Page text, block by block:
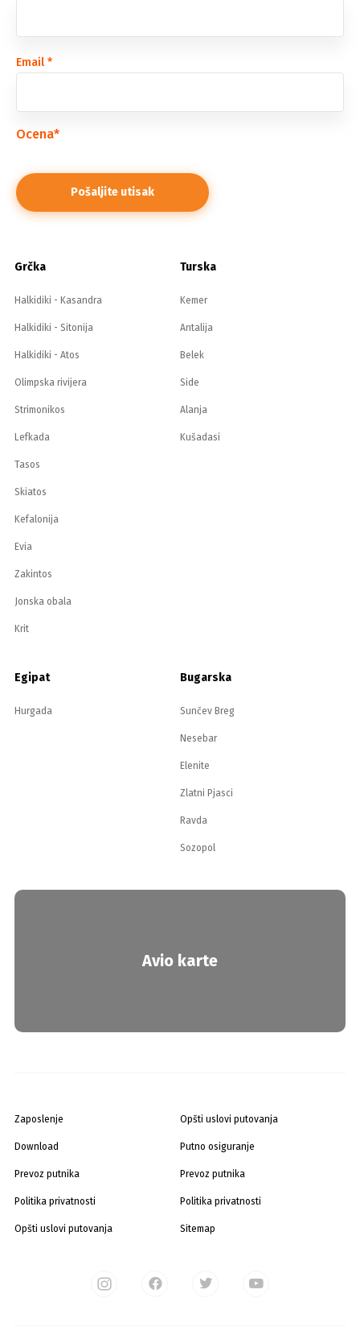
Email *
Ocena*
Grčka
Halkidiki - Kasandra
Halkidiki - Sitonija
Halkidiki - Atos
Olimpska rivijera
Strimonikos
Lefkada
Tasos
Skiatos
Kefalonija
Evia
Zakintos
Jonska obala
Krit
Turska
Kemer
Antalija
Belek
Side
Alanja
Kušadasi
Egipat
Hurgada
Bugarska
Sunčev Breg
Nesebar
Elenite
Zlatni Pjasci
Ravda
Sozopol
Avio karte
Zaposlenje
Download
Prevoz putnika
Politika privatnosti
Opšti uslovi putovanja
Opšti uslovi putovanja
Putno osiguranje
Prevoz putnika
Politika privatnosti
Sitemap